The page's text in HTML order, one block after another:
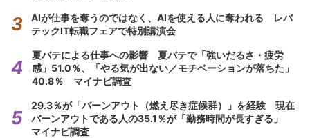
AIが仕事を奪うのではなく、AIを使える人に奪われる レバ
テックIT転職フェアで特別講演会
夏バテによる仕事への影響 夏バテで「強いだるさ・疲労
感」51.0％、「やる気が出ない／モチベーションが落ちた」
40.8％ マイナビ調査
29.3％が「バーンアウト（燃え尽き症候群）」を経験 現在
バーンアウトである人の35.1％が「勤務時間が長すぎる」
マイナビ調査